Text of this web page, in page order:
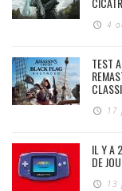
4
TEST
17
IL Y A
DE
13